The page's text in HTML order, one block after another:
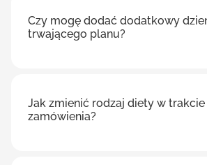
Czy mogę dodać dodatkowy
trwającego planu?
Jak zmienić rodzaj diety w
zamówienia?